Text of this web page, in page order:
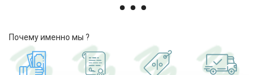
Почему именно мы ?